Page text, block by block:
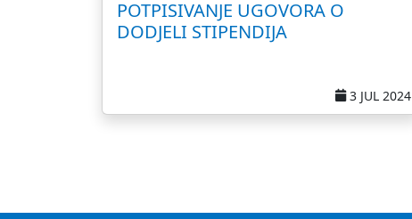
POTPISIVANJE UGOVORA O
DODJELI STIPENDIJA
3 JUL 2024